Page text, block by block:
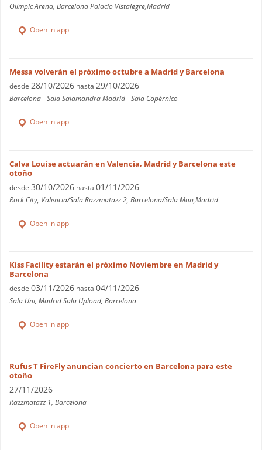
Olimpic Arena, Barcelona Palacio Vistalegre,Madrid
Open in app
Messa volverán el próximo octubre a Madrid y Barcelona
desde 28/10/2026 hasta 29/10/2026
Barcelona - Sala Salamandra Madrid - Sala Copérnico
Open in app
Calva Louise actuarán en Valencia, Madrid y Barcelona este
otoño
desde 30/10/2026 hasta 01/11/2026
Rock City, Valencia/Sala Razzmatazz 2, Barcelona/Sala Mon,Madrid
Open in app
Kiss Facility estarán el próximo Noviembre en Madrid y
Barcelona
desde 03/11/2026 hasta 04/11/2026
Sala Uni, Madrid Sala Upload, Barcelona
Open in app
Rufus T FireFly anuncian concierto en Barcelona para este
otoño
27/11/2026
Razzmatazz 1, Barcelona
Open in app